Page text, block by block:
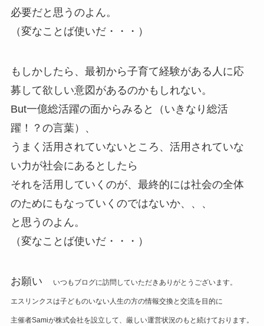
必要だと思うのよん。
（変なことば使いだ・・・）
もしかしたら、最初から子育て経験がある人に応
募して欲しい意図があるのかもしれない。
But一億総活躍の面からみると（いきなり総活
躍！？の言葉）、
うまく活用されていないところ、活用されていな
い力が社会にあるとしたら
それを活用していくのが、最終的には社会の全体
のためにもなっていくのではないか、、、
と思うのよん。
（変なことば使いだ・・・）
お願い いつもブログに訪問していただきありがとうございます。
エスリンクスは子どものいない人生の方の情報交換と交流を目的に
主催者Samiが株式会社を設立して、厳しい運営状況のもと続けております。